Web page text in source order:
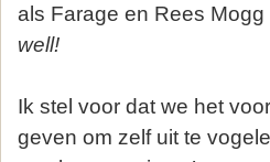
als Farage en Rees
well!
Ik stel voor dat we het
geven om zelf uit te